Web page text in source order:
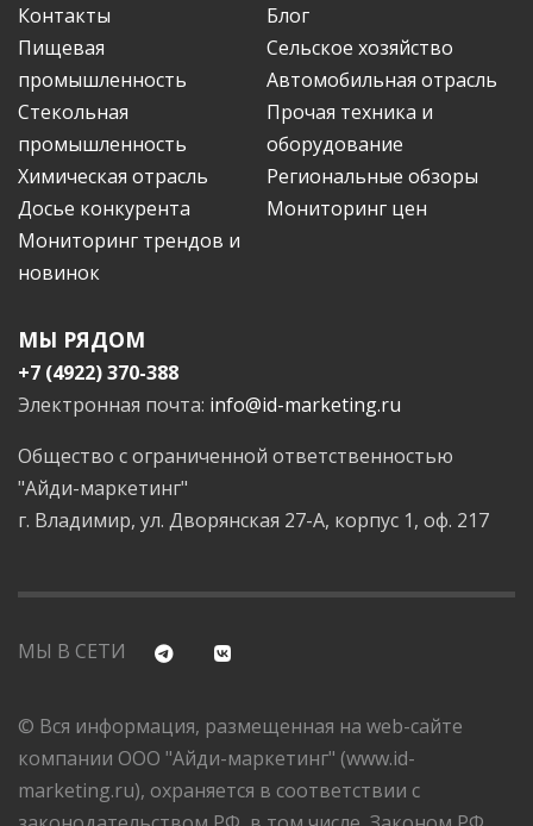
Контакты
Блог
Пищевая
промышленность
Сельское хозяйство
Автомобильная отрасль
Стекольная
промышленность
Прочая техника и
оборудование
Химическая отрасль
Региональные обзоры
Досье конкурента
Мониторинг цен
Мониторинг трендов и
новинок
МЫ РЯДОМ
+7 (4922) 370-388
Электронная почта: info@id-marketing.ru
Общество с ограниченной ответственностью
"Айди-маркетинг"
г. Владимир, ул. Дворянская 27-А, корпус 1, оф. 217
МЫ В СЕТИ
© Вся информация, размещенная на web-сайте
компании ООО "Айди-маркетинг" (www.id-
marketing.ru), охраняется в соответствии с